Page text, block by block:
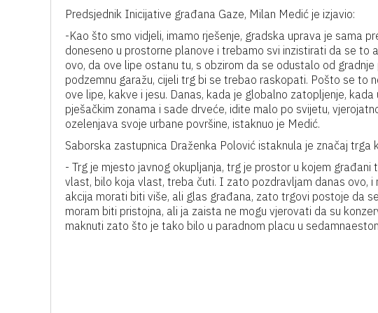
Predsjednik Inicijative građana Gaze, Milan Medić je izjavio:
-Kao što smo vidjeli, imamo rješenje, gradska uprava je sama
doneseno u prostorne planove i trebamo svi inzistirati da se to
ovo, da ove lipe ostanu tu, s obzirom da se odustalo od
podzemnu garažu, cijeli trg bi se trebao raskopati. Pošto se to
ove lipe, kakve i jesu. Danas, kada je globalno zatopljenje,
pješačkim zonama i sade drveće, idite malo po svijetu,
ozelenjava svoje urbane površine, istaknuo je Medić.
Saborska zastupnica Draženka Polović istaknula je značaj trga
- Trg je mjesto javnog okupljanja, trg je prostor u kojem
vlast, bilo koja vlast, treba čuti. I zato pozdravljam danas ovo,
akcija morati biti više, ali glas građana, zato trgovi postoje da
moram biti pristojna, ali ja zaista ne mogu vjerovati da su
maknuti zato što je tako bilo u paradnom placu u